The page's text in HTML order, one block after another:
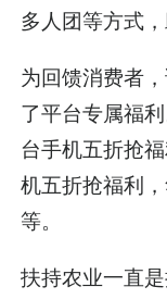
多人团等方式，
为回馈消费者
了平台专属福
台手机五折抢
机五折抢福利
等。
扶持农业一直